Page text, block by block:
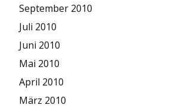
September 2010
Juli 2010
Juni 2010
Mai 2010
April 2010
März 2010